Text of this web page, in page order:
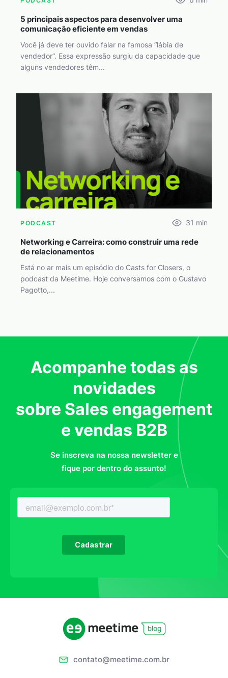
5 principais aspectos para desenvolver uma
comunicação eficiente em vendas
Você já deve ter ouvido falar na famosa “lábia de
vendedor”. Essa expressão surgiu da capacidade que
alguns vendedores têm...
PODCAST 31 min
Networking e Carreira: como construir uma rede
de relacionamentos
Está no ar mais um episódio do Casts for Closers, o
podcast da Meetime. Hoje conversamos com o Gustavo
Pagotto,...
Acompanhe todas as
novidades
sobre Sales engagement
e vendas B2B
Se inscreva na nossa newsletter e
fique por dentro do assunto!
contato@meetime.com.br